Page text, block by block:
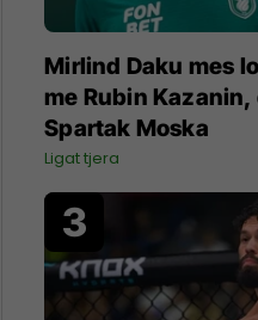
Mirlind Daku mes
me Rubin
Spartak Moska
Ligat tjera